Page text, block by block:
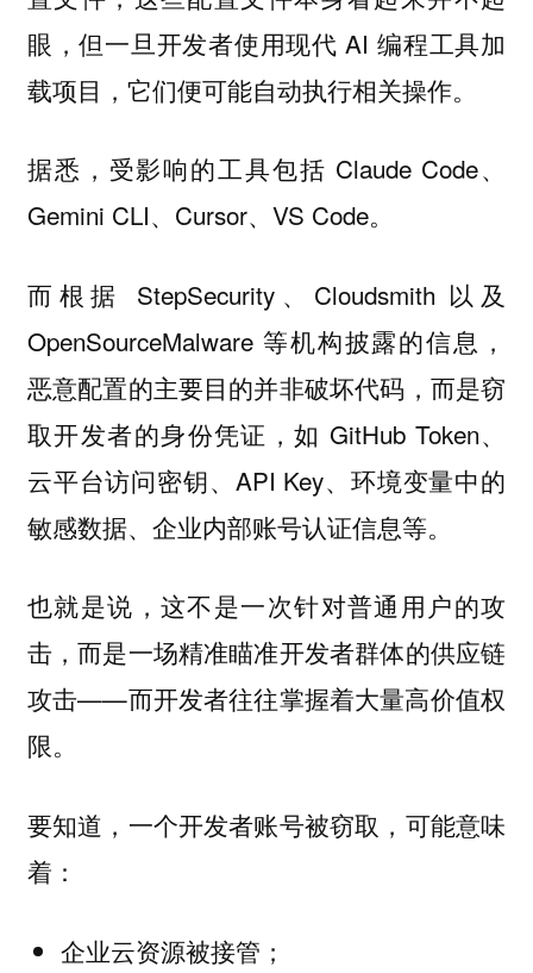
眼，但一旦开发者使用现代 AI 编程工具加
载项目，它们便可能自动执行相关操作。
据悉，受影响的工具包括 Claude Code、
Gemini CLI、Cursor、VS Code。
而根据 StepSecurity、Cloudsmith 以及
OpenSourceMalware 等机构披露的信息，
恶意配置的主要目的并非破坏代码，而是窃
取开发者的身份凭证，如 GitHub Token、
云平台访问密钥、API Key、环境变量中的
敏感数据、企业内部账号认证信息等。
也就是说，这不是一次针对普通用户的攻
击，而是一场精准瞄准开发者群体的供应链
攻击——而开发者往往掌握着大量高价值权
限。
要知道，一个开发者账号被窃取，可能意味
着：
企业云资源被接管；